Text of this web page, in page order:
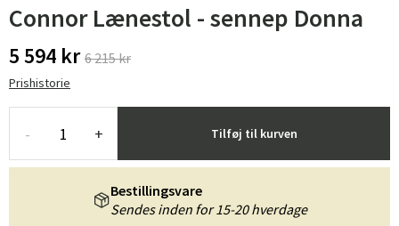
Connor Lænestol - sennep Donna
5 594 kr 6 215 kr
Prishistorie
- + Tilføj til kurven
Bestillingsvare
Sendes inden for 15-20 hverdage